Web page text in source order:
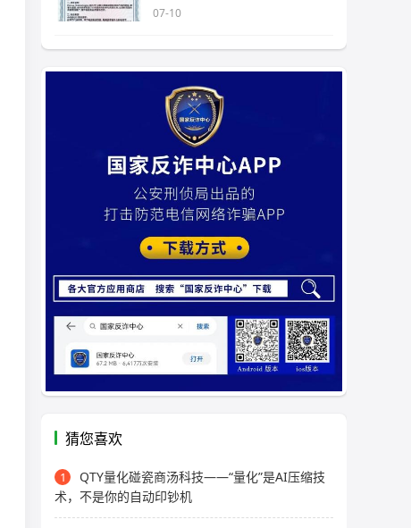
07-10
猜您喜欢
1
QTY量化碰瓷商汤科技——“量化”是AI压缩技
术，不是你的自动印钞机